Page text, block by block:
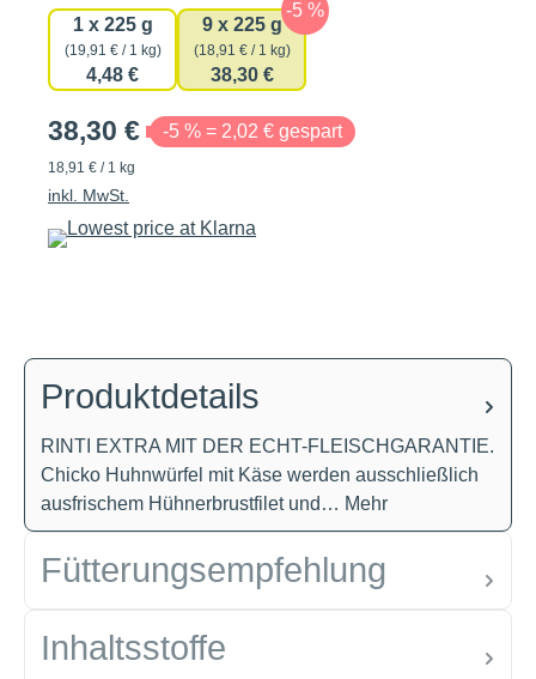
1 x 225 g
(19,91 € / 1 kg)
4,48 €
9 x 225 g
(18,91 € / 1 kg)
38,30 €
38,30 € -5 % = 2,02 € gespart
18,91 € / 1 kg
inkl. MwSt.
Produktdetails
RINTI EXTRA MIT DER ECHT-FLEISCHGARANTIE.
Chicko Huhnwürfel mit Käse werden ausschließlich
ausfrischem Hühnerbrustfilet und… Mehr
Fütterungsempfehlung
Inhaltsstoffe